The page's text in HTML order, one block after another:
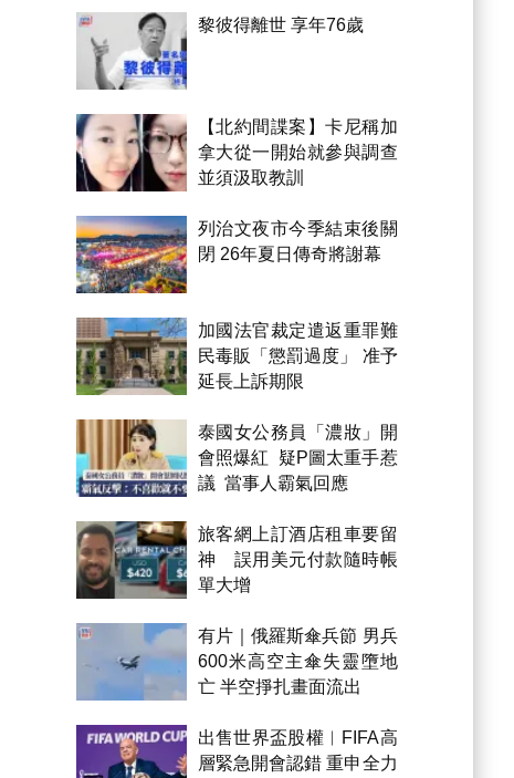
黎彼得離世 享年76歲
【北約間諜案】卡尼稱加
拿大從一開始就參與調查
並須汲取教訓
列治文夜市今季結束後關
閉 26年夏日傳奇將謝幕
加國法官裁定遣返重罪難
民毒販「懲罰過度」 准予
延長上訴期限
泰國女公務員「濃妝」開
會照爆紅 疑P圖太重手惹
議 當事人霸氣回應
旅客網上訂酒店租車要留
神 誤用美元付款隨時帳
單大增
有片｜俄羅斯傘兵節 男兵
600米高空主傘失靈墮地
亡 半空掙扎畫面流出
出售世界盃股權︱FIFA高
層緊急開會認錯 重申全力